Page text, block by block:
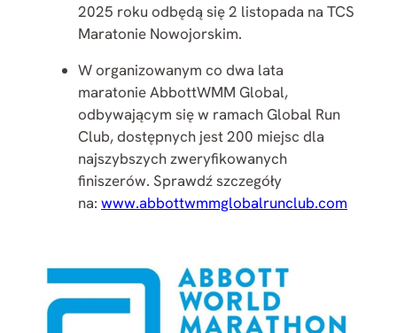
2025 roku odbędą się 2 listopada na TCS
Maratonie Nowojorskim.
W organizowanym co dwa lata
maratonie AbbottWMM Global,
odbywającym się w ramach Global Run
Club, dostępnych jest 200 miejsc dla
najszybszych zweryfikowanych
finiszerów. Sprawdź szczegóły
na: www.abbottwmmglobalrunclub.com